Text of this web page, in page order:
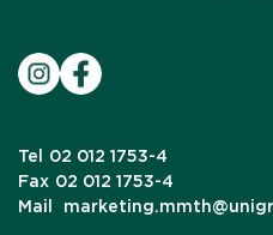
Tel
02 012 1753-4
Fax 02 012 1753-4
Mail